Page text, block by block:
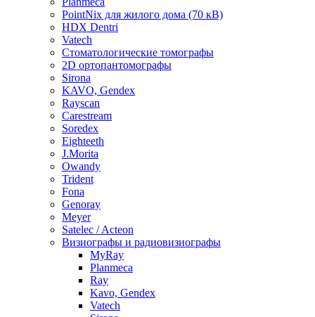
PointNix для жилого дома (70 кВ)
HDX Dentri
Vatech
Стоматологические томографы
2D ортопантомографы
Sirona
KAVO, Gendex
Rayscan
Carestream
Soredex
Eighteeth
J.Morita
Owandy
Trident
Fona
Genoray
Meyer
Satelec / Acteon
Визиографы и радиовизиографы
MyRay
Planmeca
Ray
Kavo, Gendex
Vatech